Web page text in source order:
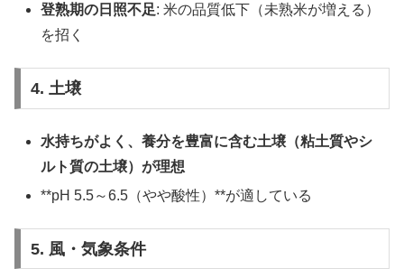
登熟期の日照不足: 米の品質低下（未熟米が増える）
を招く
4. 土壌
水持ちがよく、養分を豊富に含む土壌（粘土質やシ
ルト質の土壌）が理想
**pH 5.5～6.5（やや酸性）**が適している
5. 風・気象条件